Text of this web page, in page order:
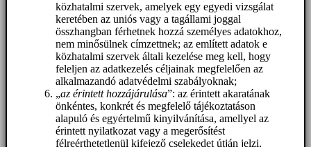
közhatalmi szervek, amelyek egy egyedi vizsgálat
keretében az uniós vagy a tagállami joggal
összhangban férhetnek hozzá személyes adatokhoz,
nem minősülnek címzettnek; az említett adatok e
közhatalmi szervek általi kezelése meg kell, hogy
feleljen az adatkezelés céljainak megfelelően az
alkalmazandó adatvédelmi szabályoknak;
„az érintett hozzájárulása”: az érintett akaratának
önkéntes, konkrét és megfelelő tájékoztatáson
alapuló és egyértelmű kinyilvánítása, amellyel az
érintett nyilatkozat vagy a megerősítést
félreérthetetlenül kifejező cselekedet útján jelzi,